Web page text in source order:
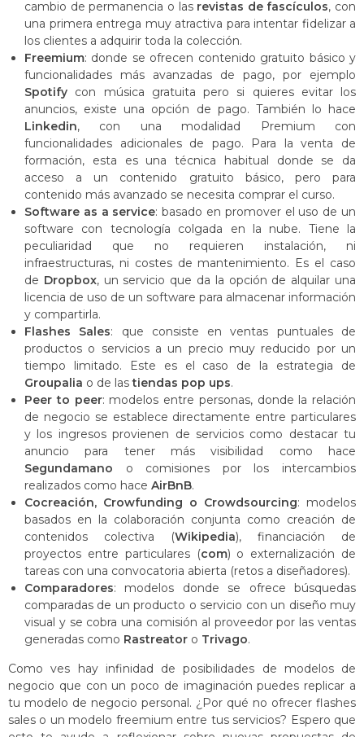
cambio de permanencia o las revistas de fascículos, con
una primera entrega muy atractiva para intentar fidelizar a
los clientes a adquirir toda la colección.
Freemium: donde se ofrecen contenido gratuito básico y
funcionalidades más avanzadas de pago, por ejemplo
Spotify con música gratuita pero si quieres evitar los
anuncios, existe una opción de pago. También lo hace
Linkedin, con una modalidad Premium con
funcionalidades adicionales de pago. Para la venta de
formación, esta es una técnica habitual donde se da
acceso a un contenido gratuito básico, pero para
contenido más avanzado se necesita comprar el curso.
Software as a service: basado en promover el uso de un
software con tecnología colgada en la nube. Tiene la
peculiaridad que no requieren instalación, ni
infraestructuras, ni costes de mantenimiento. Es el caso
de Dropbox, un servicio que da la opción de alquilar una
licencia de uso de un software para almacenar información
y compartirla.
Flashes Sales: que consiste en ventas puntuales de
productos o servicios a un precio muy reducido por un
tiempo limitado. Este es el caso de la estrategia de
Groupalia o de lastiendas pop ups.
Peer to peer: modelos entre personas, donde la relación
de negocio se establece directamente entre particulares
y los ingresos provienen de servicios como destacar tu
anuncio para tener más visibilidad como hace
Segundamano o comisiones por los intercambios
realizados como hace AirBnB.
Cocreación, Crowfunding o Crowdsourcing: modelos
basados en la colaboración conjunta como creación de
contenidos colectiva (Wikipedia), financiación de
proyectos entre particulares (com) o externalización de
tareas con una convocatoria abierta (retos a diseñadores).
Comparadores: modelos donde se ofrece búsquedas
comparadas de un producto o servicio con un diseño muy
visual y se cobra una comisión al proveedor por las ventas
generadas como Rastreator o Trivago.
Como ves hay infinidad de posibilidades de modelos de
negocio que con un poco de imaginación puedes replicar a
tu modelo de negocio personal. ¿Por qué no ofrecer flashes
sales o un modelo freemium entre tus servicios? Espero que